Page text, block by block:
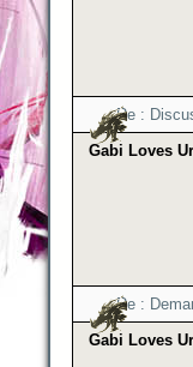
Re :
Gabi Loves
Re :
Gabi Loves